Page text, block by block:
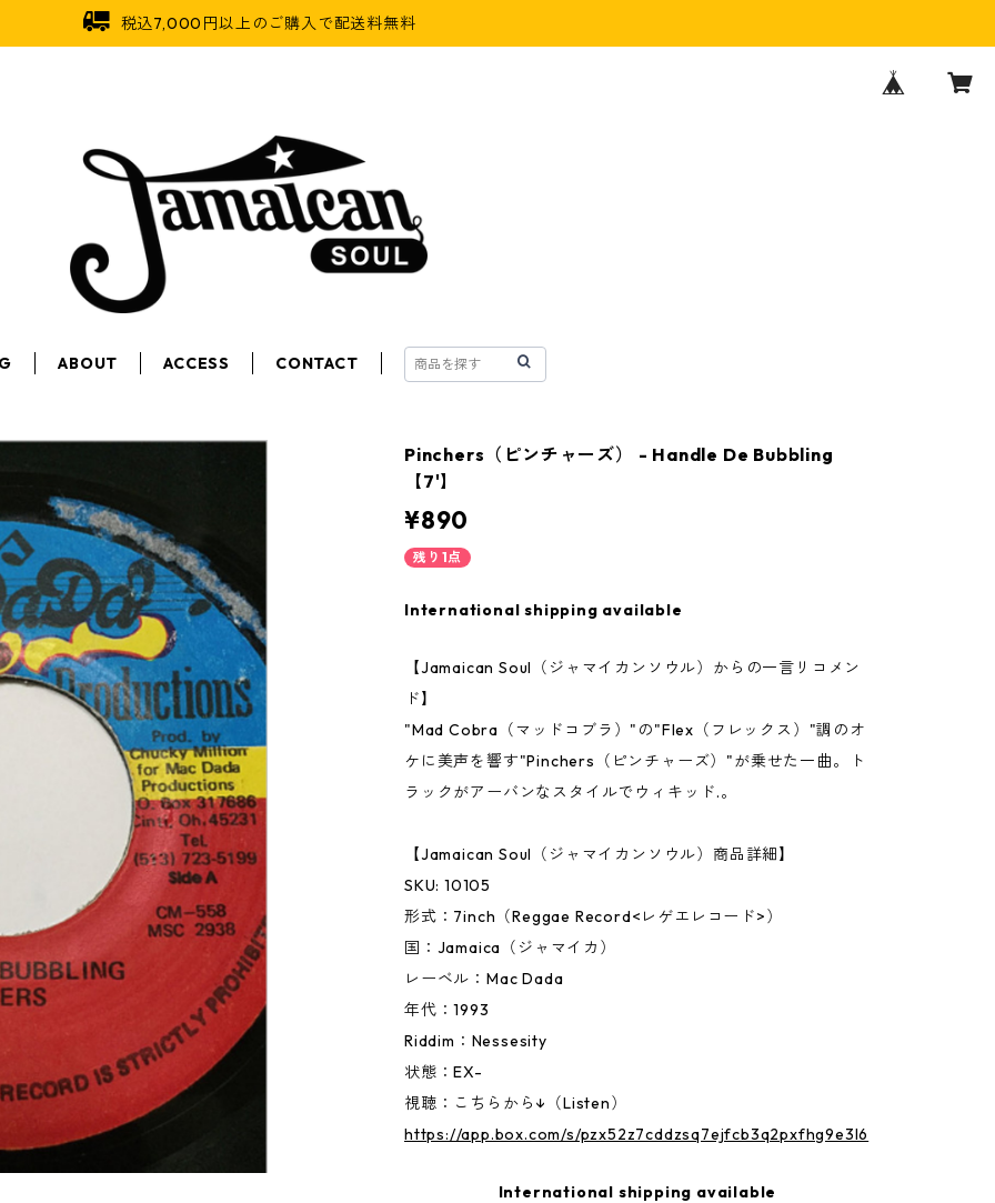
税込7,000円以上のご購入で配送料無料
ABOUT ACCESS CONTACT
Pinchers（ピンチャーズ） - Handle De Bubbling
【7'】
¥890
残り1点
International shipping available
【Jamaican Soul（ジャマイカンソウル）からの一言リコメン
ド】
"Mad Cobra（マッドコブラ）"の"Flex（フレックス）"調のオ
ケに美声を響す"Pinchers（ピンチャーズ）"が乗せた一曲。ト
ラックがアーバンなスタイルでウィキッド.。
【Jamaican Soul（ジャマイカンソウル）商品詳細】
SKU: 10105
形式：7inch（Reggae Record<レゲエレコード>）
国：Jamaica（ジャマイカ）
レーベル：Mac Dada
年代：1993
Riddim：Nessesity
状態：EX-
視聴：こちらから↓（Listen）
https://app.box.com/s/pzx52z7cddzsq7ejfcb3q2pxfhg9e3l6
International shipping available